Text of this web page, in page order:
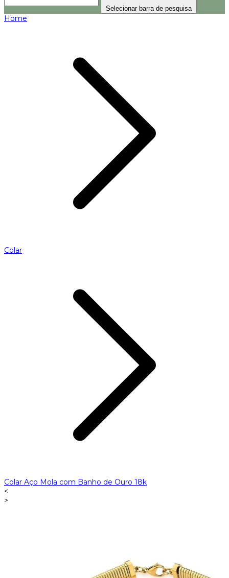
Selecionar barra de pesquisa
Home
Colar
Colar Aço Mola com Banho de Ouro 18k
<
>